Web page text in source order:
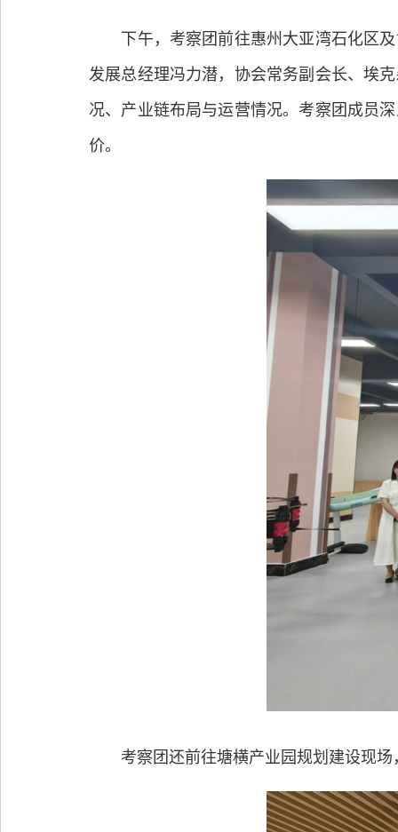
下午，考察团前往惠州大亚湾石化区及
发展总经理冯力潜，协会常务副会长、埃
况、产业链布局与运营情况。考察团成员
价。
考察团还前往塘横产业园规划建设现场